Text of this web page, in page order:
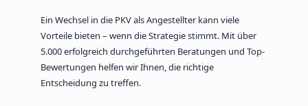
direkt, über ein Online-Portal oder über uns. Der
Unterschied: Unsere Berater arbeiten auf
Festgehalt und haben keinen Anreiz für
bestimmte Tarife.
Ein Wechsel in die PKV als Angestellter kann viele
Vorteile bieten – wenn die Strategie stimmt. Mit über
5.000 erfolgreich durchgeführten Beratungen und Top-
Bewertungen helfen wir Ihnen, die richtige
Entscheidung zu treffen.